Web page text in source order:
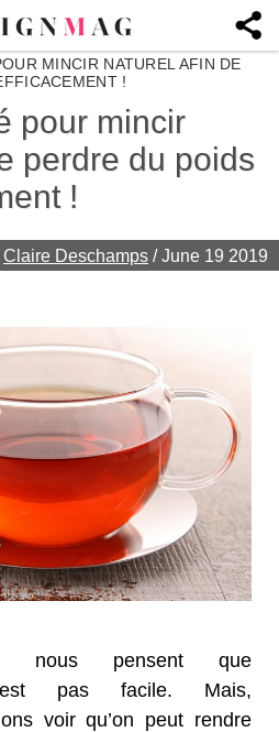
MINCIR NATUREL AFIN DE
!
pour mincir
perdre du poids
!
Claire Deschamps /June 19 2019
nous pensent que
pas facile. Mais,
voir qu’on peut rendre